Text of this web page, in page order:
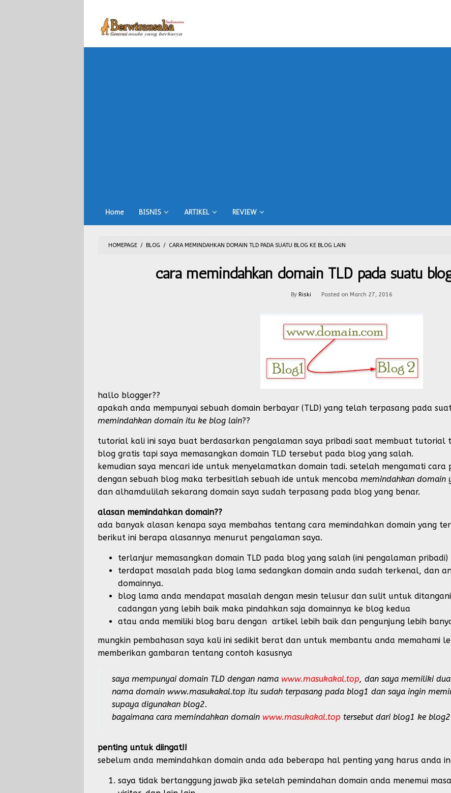
content
Home BISNIS ARTIKEL REVIEW
HOMEPAGE / BLOG / CARA MEMINDAHKAN DOMAIN TLD PADA SUATU BLOG KE BLOG LAIN
cara memindahkan domain TLD pada suatu
By Riski Posted on March 27, 2016
hallo blogger??
apakah anda mempunyai sebuah domain berbayar (TLD) yang telah terpasang pada
memindahkan domain itu ke blog lain??
tutorial kali ini saya buat berdasarkan pengalaman saya pribadi saat membuat tutorial
blog gratis tapi saya memasangkan domain TLD tersebut pada blog yang salah.
kemudian saya mencari ide untuk menyelamatkan domain tadi. setelah mengamati cara
dengan sebuah blog maka terbesitlah sebuah ide untuk mencoba memindahkan domain
dan alhamdulilah sekarang domain saya sudah terpasang pada blog yang benar.
alasan memindahkan domain??
ada banyak alasan kenapa saya membahas tentang cara memindahkan domain yang
berikut ini berapa alasannya menurut pengalaman saya.
terlanjur memasangkan domain TLD pada blog yang salah (ini pengalaman pribadi)
terdapat masalah pada blog lama sedangkan domain anda sudah terkenal, dan
domainnya.
blog lama anda mendapat masalah dengan mesin telusur dan sulit untuk
cadangan yang lebih baik maka pindahkan saja domainnya ke blog kedua
atau anda memiliki blog baru dengan artikel lebih baik dan pengunjung lebih
mungkin pembahasan saya kali ini sedikit berat dan untuk membantu anda memahami
memberikan gambaran tentang contoh kasusnya
saya mempunyai domain TLD dengan nama www.masukakal.top, dan saya memiliki
nama domain www.masukakal.top itu sudah terpasang pada blog1 dan saya ingin
supaya digunakan blog2.
bagaimana cara memindahkan domain www.masukakal.top tersebut dari blog1 ke
penting untuk diingat!!
sebelum anda memindahkan domain anda ada beberapa hal penting yang harus anda
saya tidak bertanggung jawab jika setelah pemindahan domain anda menemui